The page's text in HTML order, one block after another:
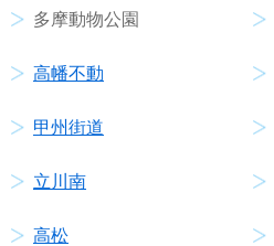
多摩動物公園
高幡不動
甲州街道
立川南
高松